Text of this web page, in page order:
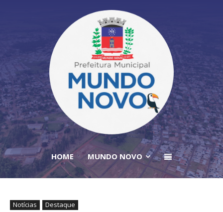
HOME MUNDO NOVO
Notícias Destaque